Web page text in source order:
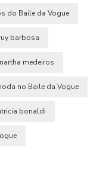
do Baile da Vogue
barbosa
medeiros
no Baile da Vogue
bonaldi